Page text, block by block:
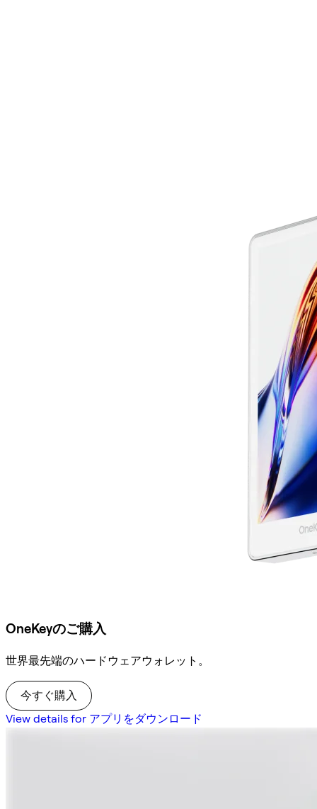
OneKeyのご購入
世界最先端のハードウェアウォレット。
今すぐ購入
View details for アプリをダウンロード